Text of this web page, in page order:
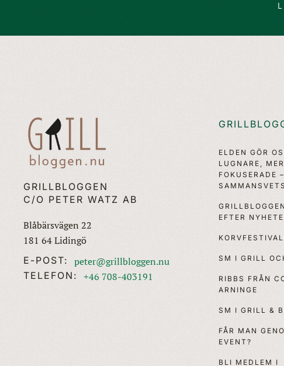
GRILLBLOGGEN
C/O PETER WATZ AB
Blåbärsvägen 22
181 64 Lidingö
E-POST: peter@grillbloggen.nu
TELEFON: +46 708-403191
ELDEN GÖR
LUGNARE, MER
FOKUSERADE
EFTER
SM I GRILL
RIBBS FRÅN
ARNINGE
SM I GRILL &
FÅR MAN
EVENT?
BLI MEDLEM I